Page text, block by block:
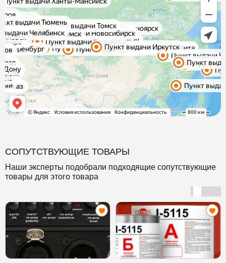
СОПУТСТВУЮЩИЕ ТОВАРЫ
Наши эксперты подобрали подходящие сопутствующие
товары для этого товара